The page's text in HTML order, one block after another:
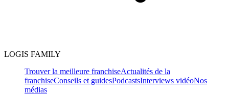
LOGIS FAMILY
Trouver la meilleure franchiseActualités de la
franchiseConseils et guidesPodcastsInterviews vidéoNos
médias